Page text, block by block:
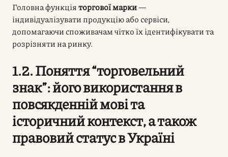
Головна функціяторгової марки—
індивідуалізувати продукцію або сервіси,
допомагаючи споживачам чітко їх ідентифікувати та
розрізняти на ринку.
1.2. Поняття “торговельний
знак”: його використання в
повсякденній мові та
історичний контекст, а також
правовий статус в Україні